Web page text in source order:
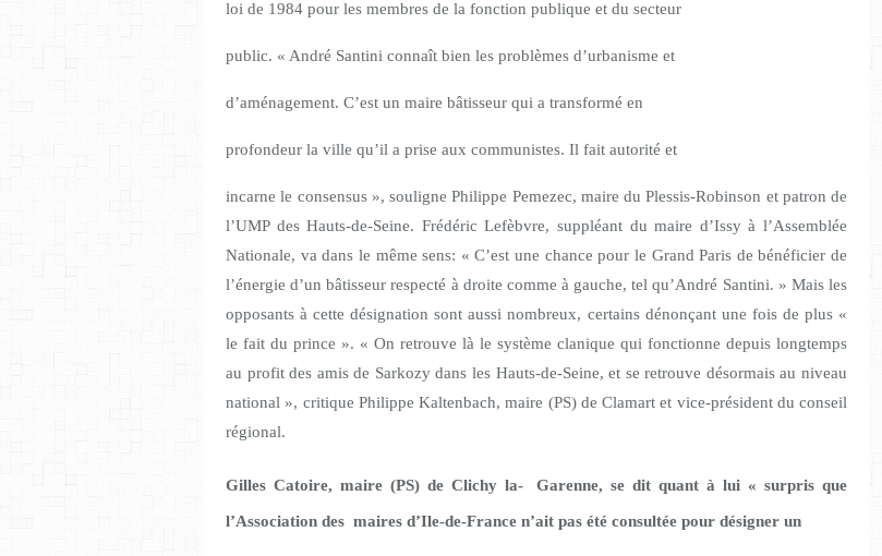
loi de 1984 pour les membres de la fonction publique et du secteur
public. « André Santini connaît bien les problèmes d’urbanisme et
d’aménagement. C’est un maire bâtisseur qui a transformé en
profondeur la ville qu’il a prise aux communistes. Il fait autorité et
incarne le consensus », souligne Philippe Pemezec, maire du Plessis-Robinson et patron de
l’UMP des Hauts-de-Seine. Frédéric Lefèbvre, suppléant du maire d’Issy à l’Assemblée
Nationale, va dans le même sens: « C’est une chance pour le Grand Paris de bénéficier de
l’énergie d’un bâtisseur respecté à droite comme à gauche, tel qu’André Santini. » Mais les
opposants à cette désignation sont aussi nombreux, certains dénonçant une fois de plus «
le fait du prince ». « On retrouve là le système clanique qui fonctionne depuis longtemps
au profit des amis de Sarkozy dans les Hauts-de-Seine, et se retrouve désormais au niveau
national », critique Philippe Kaltenbach, maire (PS) de Clamart et vice-président du conseil
régional.
Gilles Catoire, maire (PS) de Clichy la- Garenne, se dit quant à lui « surpris que
l’Association des maires d’Ile-de-France n’ait pas été consultée pour désigner un